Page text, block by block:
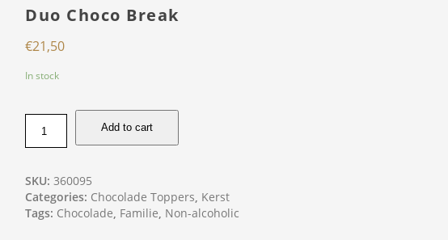
Duo Choco Break
€21,50
In stock
Add to cart
SKU:360095
Categories: Chocolade Toppers, Kerst
Tags: Chocolade, Familie, Non-alcoholic